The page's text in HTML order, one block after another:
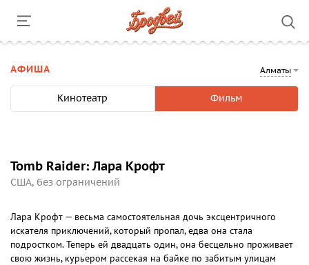
Алматы
АФИША
Кинотеатр Фильм
Tomb Raider: Лара Крофт
США, без ограничений
Лара Крофт — весьма самостоятельная дочь эксцентричного
искателя приключений, который пропал, едва она стала
подростком. Теперь ей двадцать один, она бесцельно проживает
свою жизнь, курьером рассекая на байке по забитым улицам